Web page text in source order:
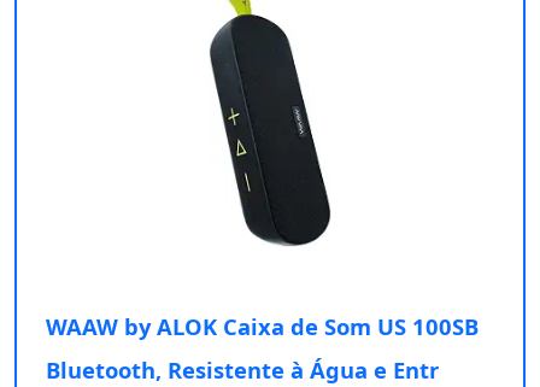
WAAW by ALOK Caixa de Som US 100SB
Bluetooth, Resistente à Água e Entr